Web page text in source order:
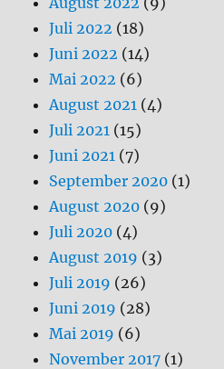
Juli 2022 (18)
Juni 2022 (14)
Mai 2022 (6)
August 2021 (4)
Juli 2021 (15)
Juni 2021 (7)
September 2020 (1)
August 2020 (9)
Juli 2020 (4)
August 2019 (3)
Juli 2019 (26)
Juni 2019 (28)
Mai 2019 (6)
November 2017 (1)